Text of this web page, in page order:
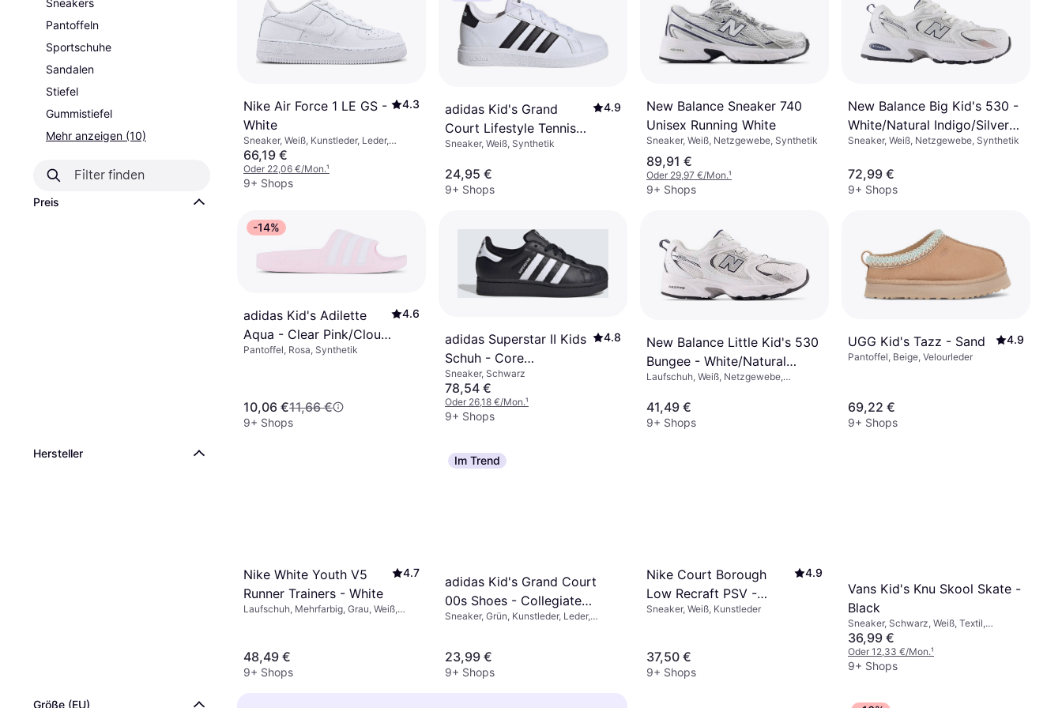
Sneakers
Pantoffeln
Sportschuhe
Sandalen
Stiefel
Gummistiefel
Mehr anzeigen (10)
Preis
Hersteller
Größe (EU)
Nike Air Force 1 LE GS -
White
4.3
Sneaker, Weiß, Kunstleder, Leder,
Synthetik
66,19 €
Oder 22,06 €/Mon.¹
9+ Shops
adidas Kid's Grand
Court Lifestyle Tennis
Lace-Up - Cloud
White/Core Black
4.9
Sneaker, Weiß, Synthetik
24,95 €
9+ Shops
New Balance Sneaker 740
Unisex Running White
Sneaker, Weiß, Netzgewebe, Synthetik
89,91 €
Oder 29,97 €/Mon.¹
9+ Shops
New Balance Big Kid's 530 -
White/Natural Indigo/Silver
Metallic
Sneaker, Weiß, Netzgewebe, Synthetik
72,99 €
9+ Shops
-14%
adidas Kid's Adilette
Aqua - Clear Pink/Cloud
White/Clear Pink
4.6
Pantoffel, Rosa, Synthetik
10,06 €11,66 €
9+ Shops
adidas Superstar II Kids
Schuh - Core
Black/Cloud White
4.8
Sneaker, Schwarz
78,54 €
Oder 26,18 €/Mon.¹
9+ Shops
New Balance Little Kid's 530
Bungee - White/Natural
Indigo/Silver Metallic
Laufschuh, Weiß, Netzgewebe,
41,49 €
9+ Shops
UGG Kid's Tazz - Sand 4.9
Pantoffel, Beige, Velourleder
69,22 €
9+ Shops
Nike White Youth V5
Runner Trainers - White
4.7
Laufschuh, Mehrfarbig, Grau, Weiß,
48,49 €
9+ Shops
Im Trend
adidas Kid's Grand Court
00s Shoes - Collegiate
Green/Off White/Gum
Sneaker, Grün, Kunstleder, Leder,
23,99 €
9+ Shops
Nike Court Borough
Low Recraft PSV -
White/Black
4.9
Sneaker, Weiß, Kunstleder
37,50 €
9+ Shops
Vans Kid's Knu Skool Skate -
Black
Sneaker, Schwarz, Weiß, Textil,
Velourleder, Stoff, Canvas, Leder
36,99 €
Oder 12,33 €/Mon.¹
9+ Shops